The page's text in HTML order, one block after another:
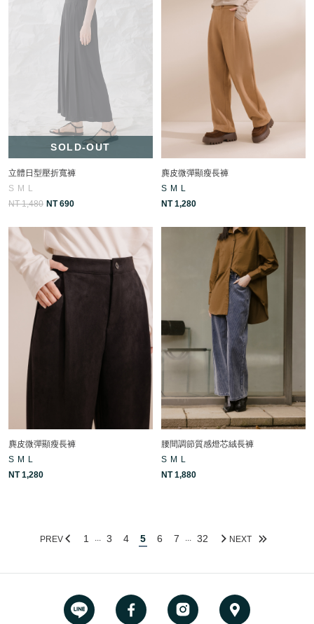
SOLD-OUT
立體日型壓折寬褲
S M
L
NT 1,480 NT 690
麂皮微彈顯瘦長褲
S M
L
NT 1,280
麂皮微彈顯瘦長褲
S M L
NT 1,280
腰間調節質感燈芯絨長褲
S M L
NT 1,880
PREV 1 ... 3 4 5 6 7 ... 32 NEXT